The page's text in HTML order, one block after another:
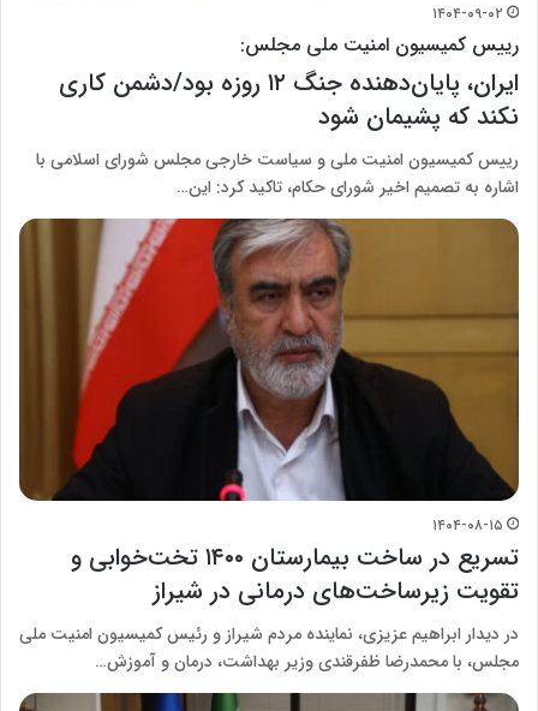
۱۴۰۴-۰۹-۰۲
رییس کمیسیون امنیت ملی مجلس:
ایران، پایان‌دهنده جنگ ۱۲ روزه بود/دشمن کاری
نکند که پشیمان شود
رییس کمیسیون امنیت ملی و سیاست خارجی مجلس شورای اسلامی با
اشاره به تصمیم اخیر شورای حکام، تاکید کرد: این…
۱۴۰۴-۰۸-۱۵
تسریع در ساخت بیمارستان ۱۴۰۰ تخت‌خوابی و
تقویت زیرساخت‌های درمانی در شیراز
در دیدار ابراهیم عزیزی، نماینده مردم شیراز و رئیس کمیسیون امنیت ملی
مجلس، با محمدرضا ظفرقندی وزیر بهداشت، درمان و آموزش…